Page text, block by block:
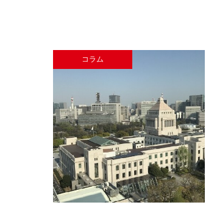
コラム